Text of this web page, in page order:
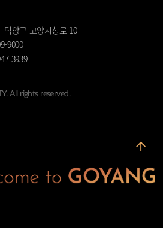
덕양구 고양시청로 10
9000
3939
All rights reserved.